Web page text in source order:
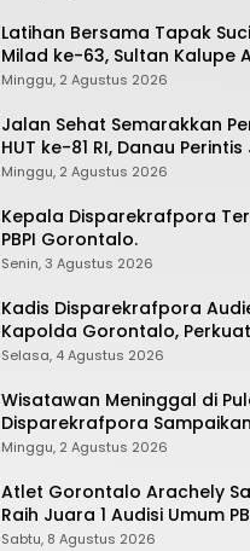
Latihan Bersama Tapak
Milad ke-63, Sultan Kalupe
Lestarikan Budaya Bela Diri
Minggu, 2 Agustus 2026
Jalan Sehat Semarakkan
HUT ke-81 RI, Danau
Wisata Gorontalo
Minggu, 2 Agustus 2026
Kepala Disparekrafpora
PBPI Gorontalo.
Senin, 3 Agustus 2026
Kadis Disparekrafpora
Kapolda Gorontalo,
Sukseskan Gorontalo
Selasa, 4 Agustus 2026
Wisatawan Meninggal di
Disparekrafpora
Imbau Utamakan
Minggu, 2 Agustus 2026
Atlet Gorontalo Arachely
Raih Juara 1 Audisi Umum
di Makassar
Sabtu, 8 Agustus 2026